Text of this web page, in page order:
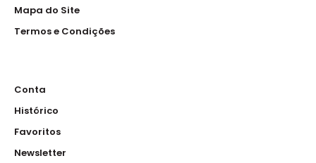
Mapa do Site
Termos e Condições
Conta
Histórico
Favoritos
Newsletter